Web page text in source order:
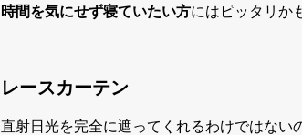
時間を気にせず寝ていたい方にはピッタリか
レースカーテン
直射日光を完全に遮ってくれるわけではない